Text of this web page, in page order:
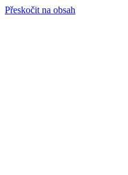
Přeskočit na obsah